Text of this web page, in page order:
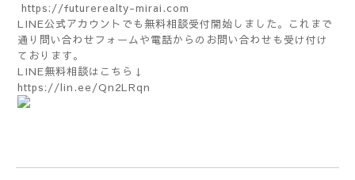
https://futurerealty-mirai.com
LINE公式アカウントでも無料相談受付開始しました。これまで
通り問い合わせフォームや電話からのお問い合わせも受け付け
ております。
LINE無料相談はこちら↓
https://lin.ee/Qn2LRqn